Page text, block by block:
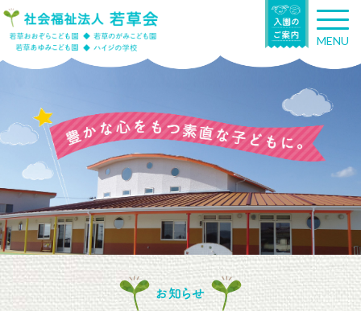
T
o
g
n
g
a
t
n
MENU
お知らせ